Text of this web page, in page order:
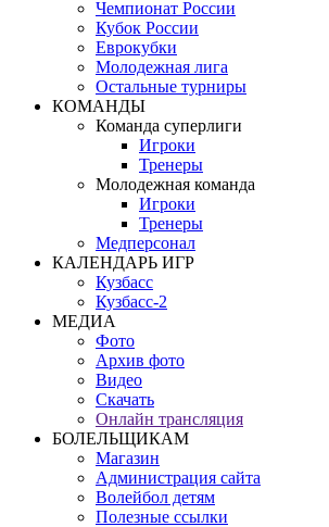
Чемпионат России
Кубок России
Еврокубки
Молодежная лига
Остальные турниры
КОМАНДЫ
Команда суперлиги
Игроки
Тренеры
Молодежная команда
Игроки
Тренеры
Медперсонал
КАЛЕНДАРЬ ИГР
Кузбасс
Кузбасс-2
МЕДИА
Фото
Архив фото
Видео
Скачать
Онлайн трансляция
БОЛЕЛЬЩИКАМ
Магазин
Администрация сайта
Волейбол детям
Полезные ссылки